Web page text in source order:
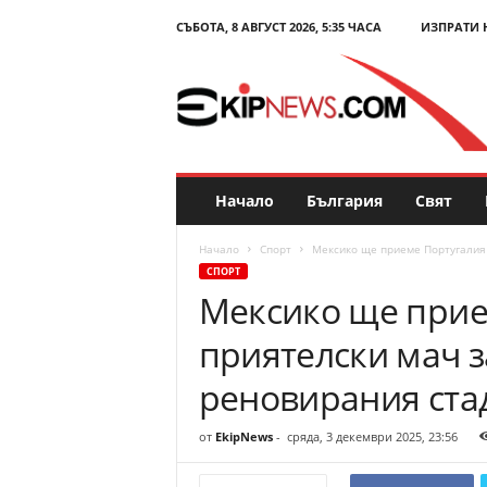
СЪБОТА, 8 АВГУСТ 2026, 5:35 ЧАСА ИЗПРАТИ
E
p
N
и
Начало България Свят
Начало Спорт Мексико ще приеме
СПОРТ
Мексико ще
приятелски мач
реновирания
от EkipNews- сряда, 3 декември 2025, 23:56